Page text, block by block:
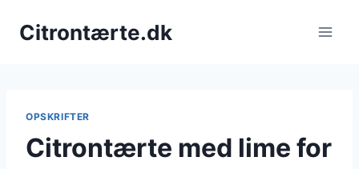
Citrontærte.dk
OPSKRIFTER
Citrontærte med lime for